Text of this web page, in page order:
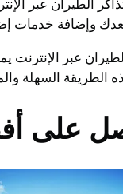
الطيران عبر
وإضافة خدمات
عبر
الطريقة السهلة
على